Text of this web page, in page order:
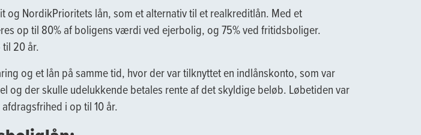
og NordikPrioritets lån, som et alternativ til et realkreditlån. Med et
op til 80% af boligens værdi ved ejerbolig, og 75% ved fritidsboliger.
20 år.
og et lån på samme tid, hvor der var tilknyttet en indlånskonto, som var
og der skulle udelukkende betales rente af det skyldige beløb. Løbetiden var
i op til 10 år.